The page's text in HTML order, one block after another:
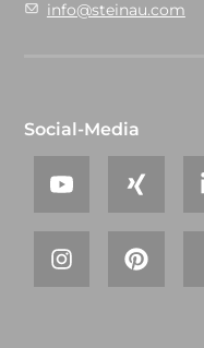
info@steinau.com
Social-Media